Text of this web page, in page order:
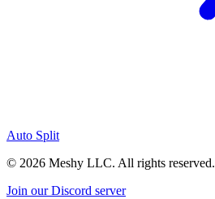
Auto Split
© 2026 Meshy LLC. All rights reserved.
Join our Discord server